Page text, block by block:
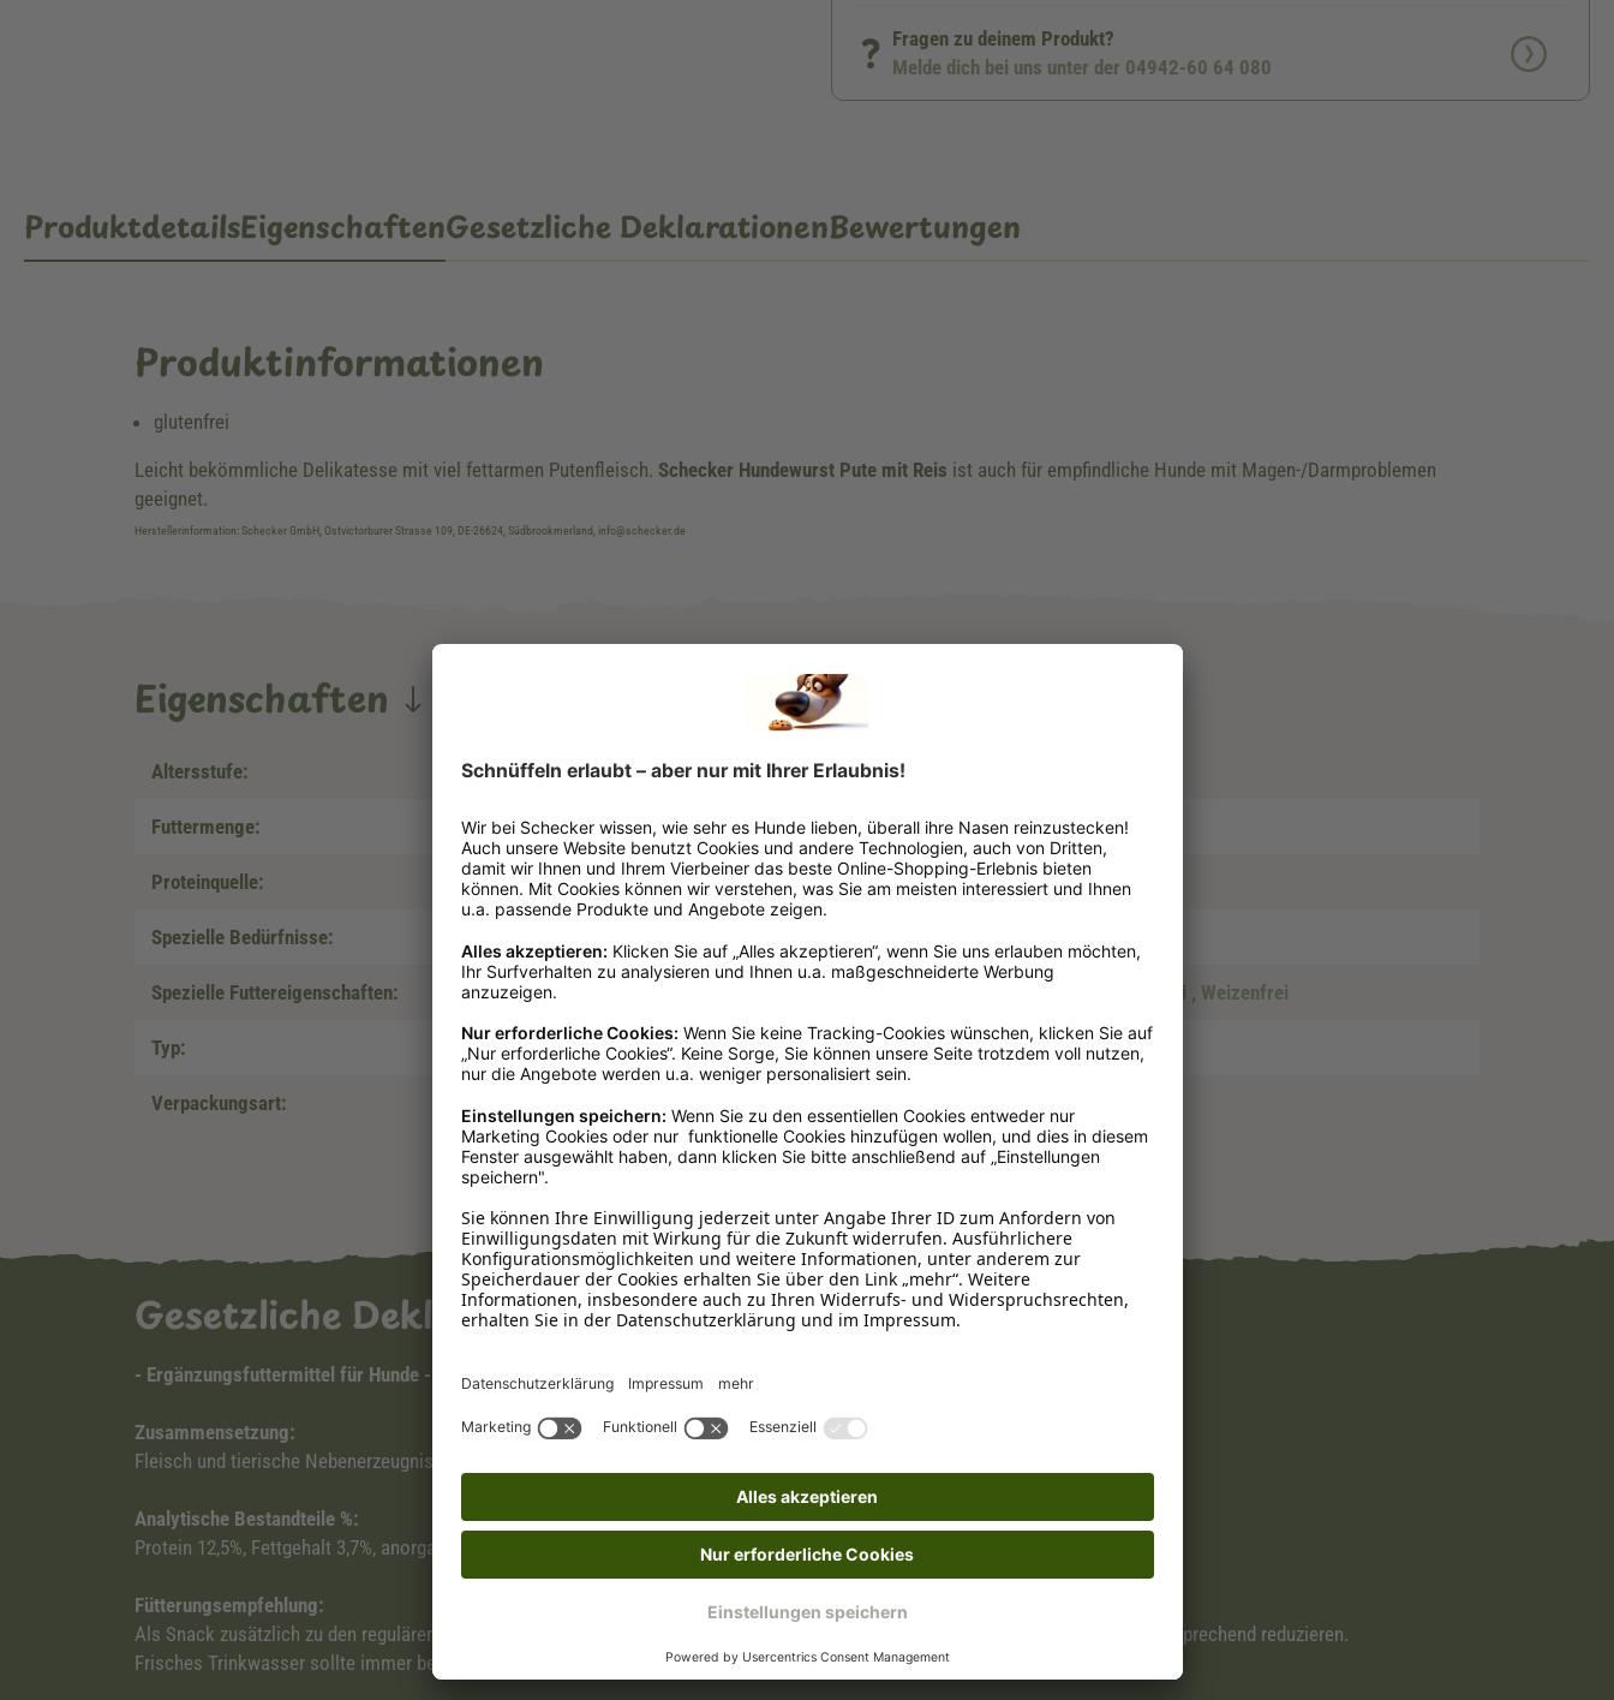
Fragen zu deinem Produkt?
Melde dich bei uns unter der 04942-60 64 080
ProduktdetailsEigenschaftenGesetzliche DeklarationenBewertungen
Produktinformationen
glutenfrei
Leicht bekömmliche Delikatesse mit viel fettarmen Putenfleisch. Schecker Hundewurst Pute mit Reis ist auch für empfindliche Hunde mit Magen-/Darmproblemen
geeignet.
Herstellerinformation: Schecker GmbH, Ostvictorburer Strasse 109, DE-26624, Südbrookmerland, info@schecker.de
Eigenschaften
Altersstufe: Adult, Senior
Futtermenge: 400g
Proteinquelle: Pute
Spezielle Bedürfnisse:
Spezielle Futtereigenschaften: , Glutenfrei , Weizenfrei
Typ: Wurst
Verpackungsart:
Gesetzliche Deklaration
- Ergänzungsfuttermittel für Hunde -
Zusammensetzung:
Fleisch und tierische Nebenerzeugnisse (70% Pute), Reis (7%).
Analytische Bestandteile %:
Protein 12,5%, Fettgehalt 3,7%, anorganische Stoffe 2,2%, Rohfaser 0,4%, Feuchte 79,8%.
Fütterungsempfehlung:
Als Snack zusätzlich zu den regulären Mahlzeiten füttern. Bis zu 200g pro 10kg Hundegewicht. Gegebenenfalls das Hauptfutter entsprechend reduzieren.
Frisches Trinkwasser sollte immer bereitstehen. Nach dem Öffnen gekühlt lagern und bald aufbrauchen!